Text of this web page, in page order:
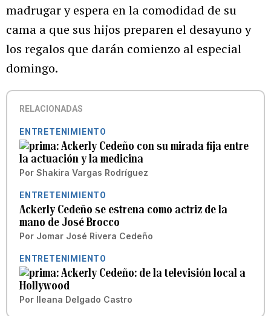
madrugar y espera en la comodidad de su
cama a que sus hijos preparen el desayuno y
los regalos que darán comienzo al especial
domingo.
RELACIONADAS
ENTRETENIMIENTO
Ackerly Cedeño con su mirada fija entre
la actuación y la medicina
Por Shakira Vargas Rodríguez
ENTRETENIMIENTO
Ackerly Cedeño se estrena como actriz de la
mano de José Brocco
Por Jomar José Rivera Cedeño
ENTRETENIMIENTO
Ackerly Cedeño: de la televisión local a
Hollywood
Por Ileana Delgado Castro